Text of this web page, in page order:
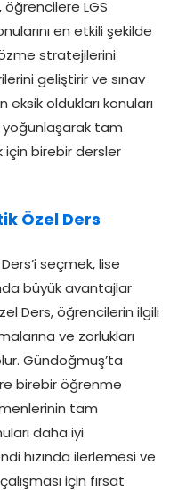
LGS
en etkili şekilde
stratejilerini
geliştirir ve sınav
eksik oldukları konuları
yoğunlaşarak tam
için birebir dersler
Özel Ders
seçmek, lise
büyük avantajlar
Ders, öğrencilerin ilgili
ve zorlukları
Gündoğmuş’ta
birebir öğrenme
tam
daha iyi
hızında ilerlemesi ve
için fırsat